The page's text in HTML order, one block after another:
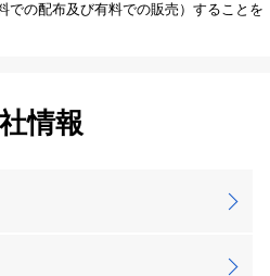
での配布及び有料での販売）することを
情報